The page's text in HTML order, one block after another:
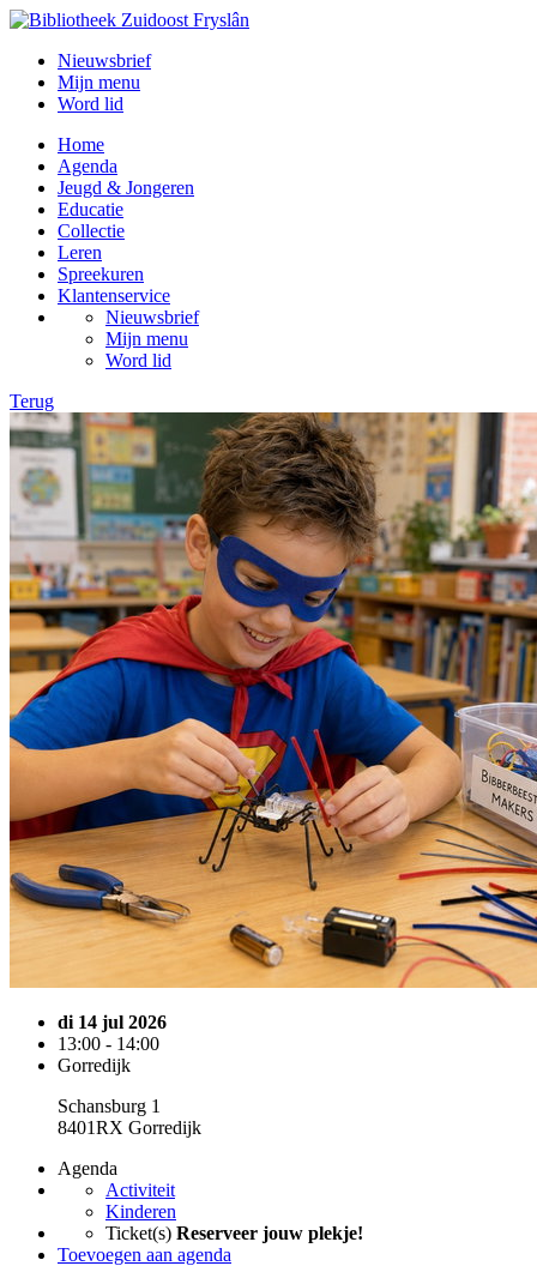
Nieuwsbrief
Mijn menu
Word lid
Home
Agenda
Jeugd & Jongeren
Educatie
Collectie
Leren
Spreekuren
Klantenservice
Nieuwsbrief
Mijn menu
Word lid
Terug
di 14 jul 2026
13:00 - 14:00
Gorredijk
Schansburg 1
8401RX Gorredijk
Agenda
Activiteit
Kinderen
Ticket(s) Reserveer jouw plekje!
Toevoegen aan agenda